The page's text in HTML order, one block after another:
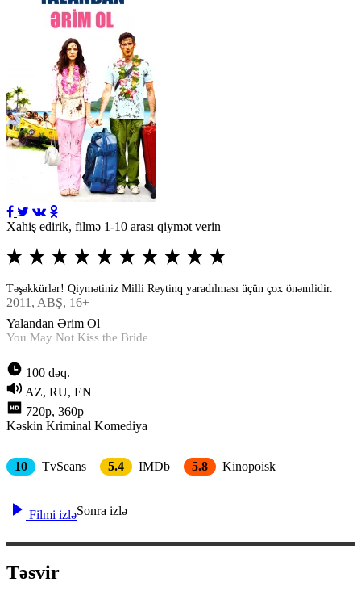
Xahiş edirik, filmə 1-10 arası qiymət verin
Təşəkkürlər! Qiymətiniz Milli Reytinq yaradılması üçün çox önəmlidir.
2011 , ABŞ, 16+
Yalandan Ərim Ol
You May Not Kiss the Bride
100 dəq.
AZ, RU, EN
720p, 360p
Kəskin Kriminal Komediya
10 TvSeans 5.4 IMDb 5.8 Kinopoisk
Filmi izləSonra izlə
Təsvir